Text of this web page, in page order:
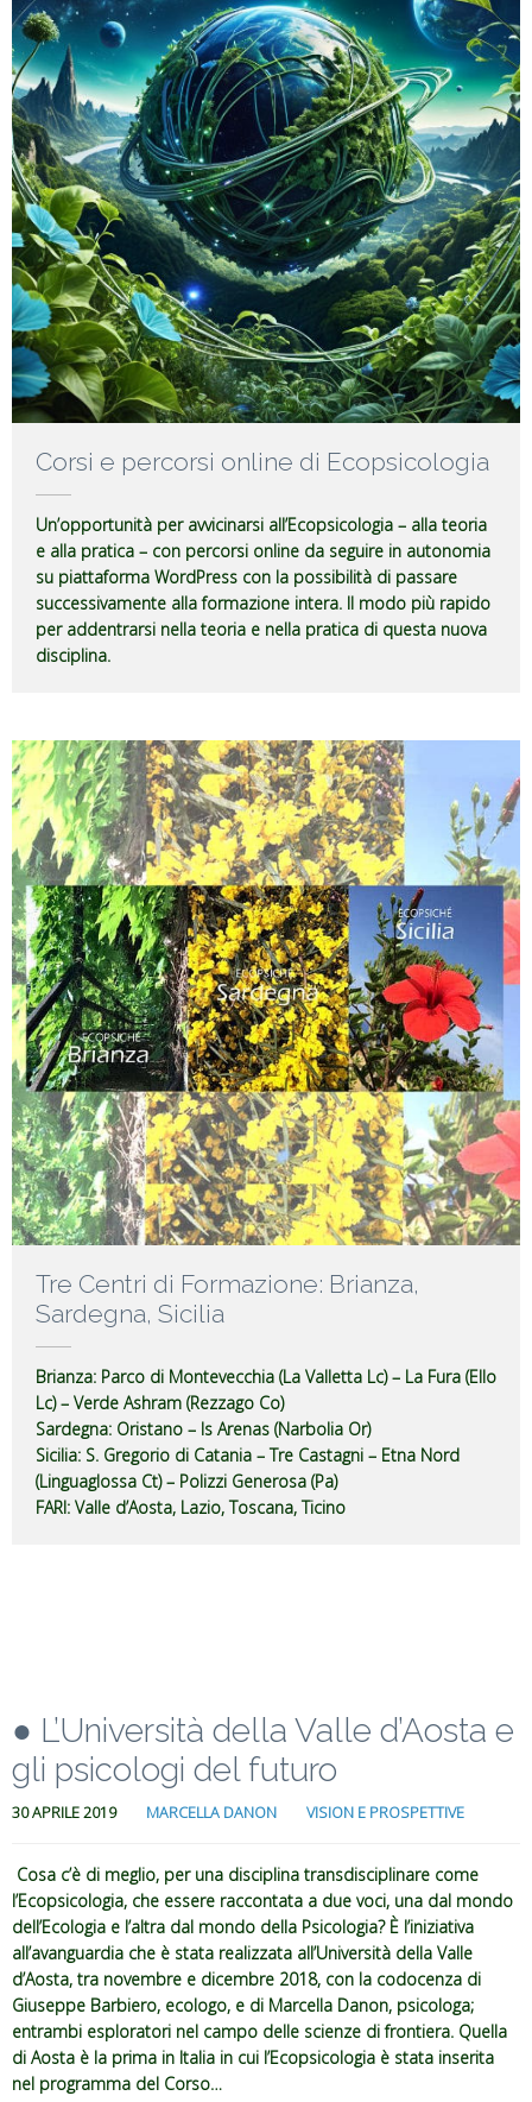
Corsi e percorsi online di Ecopsicologia
Un’opportunità per avvicinarsi all’Ecopsicologia – alla teoria
e alla pratica – con percorsi online da seguire in autonomia
su piattaforma WordPress con la possibilità di passare
successivamente alla formazione intera. Il modo più rapido
per addentrarsi nella teoria e nella pratica di questa nuova
disciplina.
Tre Centri di Formazione: Brianza,
Sardegna, Sicilia
Brianza: Parco di Montevecchia (La Valletta Lc) – La Fura (Ello
Lc) – Verde Ashram (Rezzago Co)
Sardegna: Oristano – Is Arenas (Narbolia Or)
Sicilia: S. Gregorio di Catania – Tre Castagni – Etna Nord
(Linguaglossa Ct) – Polizzi Generosa (Pa)
FARI: Valle d’Aosta, Lazio, Toscana, Ticino
● L’Università della Valle d’Aosta e
gli psicologi del futuro
30 APRILE 2019 MARCELLA DANON VISION E PROSPETTIVE
Cosa c’è di meglio, per una disciplina transdisciplinare come
l’Ecopsicologia, che essere raccontata a due voci, una dal mondo
dell’Ecologia e l’altra dal mondo della Psicologia? È l’iniziativa
all’avanguardia che è stata realizzata all’Università della Valle
d’Aosta, tra novembre e dicembre 2018, con la codocenza di
Giuseppe Barbiero, ecologo, e di Marcella Danon, psicologa;
entrambi esploratori nel campo delle scienze di frontiera. Quella
di Aosta è la prima in Italia in cui l’Ecopsicologia è stata inserita
nel programma del Corso…